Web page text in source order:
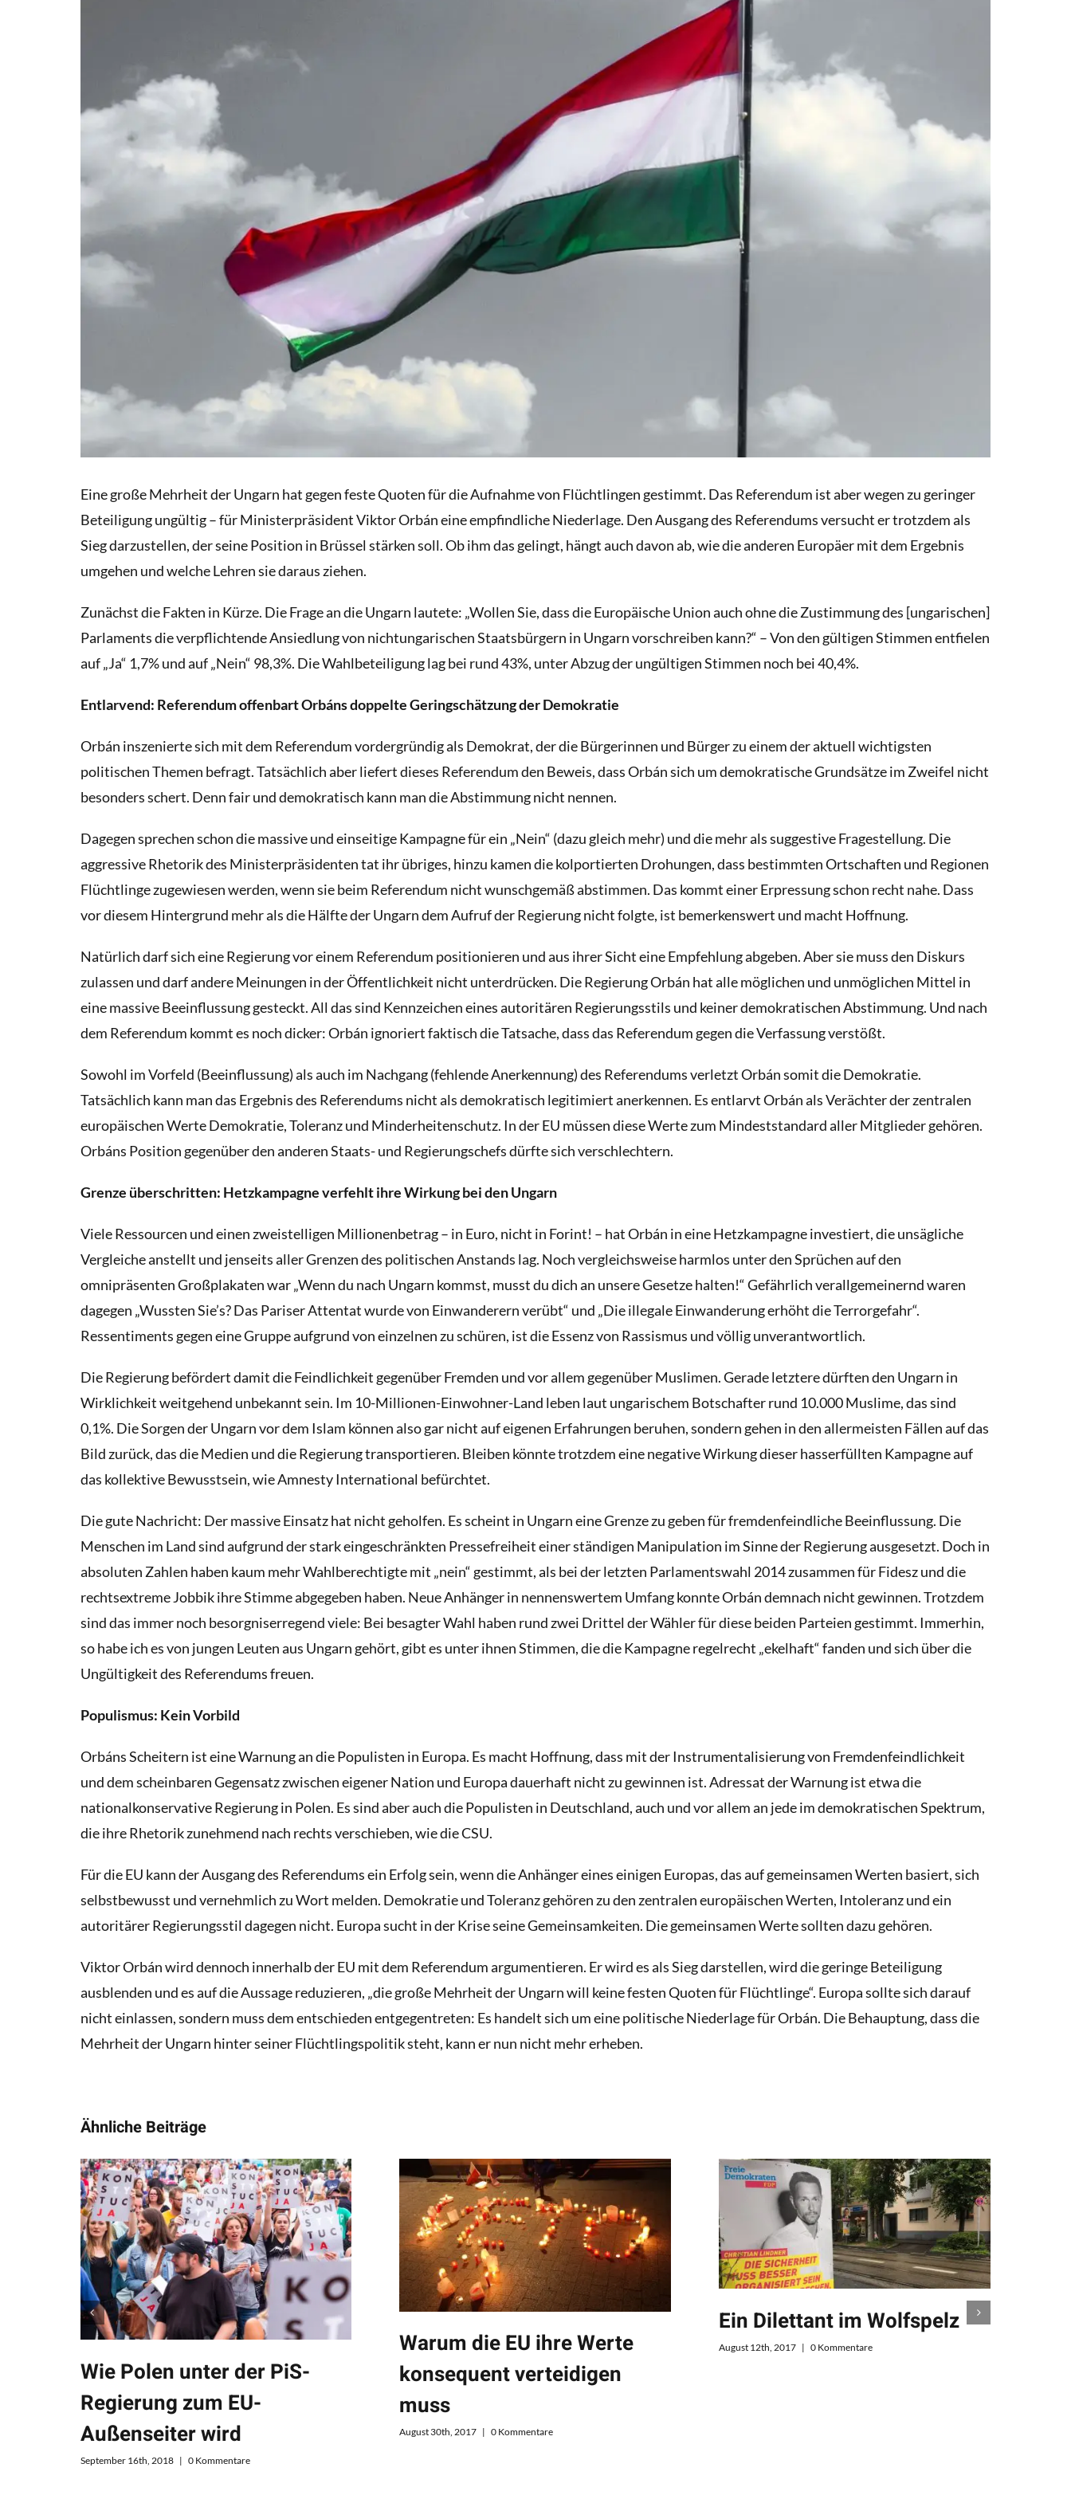
Eine große Mehrheit der Ungarn hat gegen feste Quoten für die Aufnahme von Flüchtlingen gestimmt. Das Referendum ist aber wegen zu geringer
Beteiligung ungültig – für Ministerpräsident Viktor Orbán eine empfindliche Niederlage. Den Ausgang des Referendums versucht er trotzdem als
Sieg darzustellen, der seine Position in Brüssel stärken soll. Ob ihm das gelingt, hängt auch davon ab, wie die anderen Europäer mit dem Ergebnis
umgehen und welche Lehren sie daraus ziehen.
Zunächst die Fakten in Kürze. Die Frage an die Ungarn lautete: „Wollen Sie, dass die Europäische Union auch ohne die Zustimmung des [ungarischen]
Parlaments die verpflichtende Ansiedlung von nichtungarischen Staatsbürgern in Ungarn vorschreiben kann?“ – Von den gültigen Stimmen entfielen
auf „Ja“ 1,7% und auf „Nein“ 98,3%. Die Wahlbeteiligung lag bei rund 43%, unter Abzug der ungültigen Stimmen noch bei 40,4%.
Entlarvend: Referendum offenbart Orbáns doppelte Geringschätzung der Demokratie
Orbán inszenierte sich mit dem Referendum vordergründig als Demokrat, der die Bürgerinnen und Bürger zu einem der aktuell wichtigsten
politischen Themen befragt. Tatsächlich aber liefert dieses Referendum den Beweis, dass Orbán sich um demokratische Grundsätze im Zweifel nicht
besonders schert. Denn fair und demokratisch kann man die Abstimmung nicht nennen.
Dagegen sprechen schon die massive und einseitige Kampagne für ein „Nein“ (dazu gleich mehr) und die mehr als suggestive Fragestellung. Die
aggressive Rhetorik des Ministerpräsidenten tat ihr übriges, hinzu kamen die kolportierten Drohungen, dass bestimmten Ortschaften und Regionen
Flüchtlinge zugewiesen werden, wenn sie beim Referendum nicht wunschgemäß abstimmen. Das kommt einer Erpressung schon recht nahe. Dass
vor diesem Hintergrund mehr als die Hälfte der Ungarn dem Aufruf der Regierung nicht folgte, ist bemerkenswert und macht Hoffnung.
Natürlich darf sich eine Regierung vor einem Referendum positionieren und aus ihrer Sicht eine Empfehlung abgeben. Aber sie muss den Diskurs
zulassen und darf andere Meinungen in der Öffentlichkeit nicht unterdrücken. Die Regierung Orbán hat alle möglichen und unmöglichen Mittel in
eine massive Beeinflussung gesteckt. All das sind Kennzeichen eines autoritären Regierungsstils und keiner demokratischen Abstimmung. Und nach
dem Referendum kommt es noch dicker: Orbán ignoriert faktisch die Tatsache, dass das Referendum gegen die Verfassung verstößt.
Sowohl im Vorfeld (Beeinflussung) als auch im Nachgang (fehlende Anerkennung) des Referendums verletzt Orbán somit die Demokratie.
Tatsächlich kann man das Ergebnis des Referendums nicht als demokratisch legitimiert anerkennen. Es entlarvt Orbán als Verächter der zentralen
europäischen Werte Demokratie, Toleranz und Minderheitenschutz. In der EU müssen diese Werte zum Mindeststandard aller Mitglieder gehören.
Orbáns Position gegenüber den anderen Staats- und Regierungschefs dürfte sich verschlechtern.
Grenze überschritten: Hetzkampagne verfehlt ihre Wirkung bei den Ungarn
Viele Ressourcen und einen zweistelligen Millionenbetrag – in Euro, nicht in Forint! – hat Orbán in eine Hetzkampagne investiert, die unsägliche
Vergleiche anstellt und jenseits aller Grenzen des politischen Anstands lag. Noch vergleichsweise harmlos unter denSprüchen auf den
omnipräsenten Großplakatenwar „Wenn du nach Ungarn kommst, musst du dich an unsere Gesetze halten!“ Gefährlich verallgemeinernd waren
dagegen „Wussten Sie’s? Das Pariser Attentat wurde von Einwanderern verübt“ und „Die illegale Einwanderung erhöht die Terrorgefahr“.
Ressentiments gegen eine Gruppe aufgrund von einzelnen zu schüren, ist die Essenz von Rassismus und völlig unverantwortlich.
Die Regierung befördert damit die Feindlichkeit gegenüber Fremden und vor allem gegenüber Muslimen. Gerade letztere dürften den Ungarn in
Wirklichkeit weitgehend unbekannt sein. Im 10-Millionen-Einwohner-Land leben laut ungarischem Botschafter rund 10.000 Muslime, das sind
0,1%. Die Sorgen der Ungarn vor dem Islam können also gar nicht auf eigenen Erfahrungen beruhen, sondern gehen in den allermeisten Fällen auf das
Bild zurück, das die Medien und die Regierung transportieren. Bleiben könnte trotzdem eine negative Wirkung dieser hasserfüllten Kampagne auf
das kollektive Bewusstsein, wie Amnesty International befürchtet.
Die gute Nachricht: Der massive Einsatz hat nicht geholfen. Es scheint in Ungarn eine Grenze zu geben für fremdenfeindliche Beeinflussung. Die
Menschen im Land sind aufgrund der stark eingeschränkten Pressefreiheit einer ständigen Manipulation im Sinne der Regierung ausgesetzt. Doch in
absoluten Zahlen haben kaum mehr Wahlberechtigte mit „nein“ gestimmt, als bei der letzten Parlamentswahl 2014 zusammen für Fidesz und die
rechtsextreme Jobbik ihre Stimme abgegeben haben. Neue Anhänger in nennenswertem Umfang konnte Orbán demnach nicht gewinnen. Trotzdem
sind das immer noch besorgniserregend viele: Bei besagter Wahl haben rund zwei Drittel der Wähler für diese beiden Parteien gestimmt. Immerhin,
so habe ich es von jungen Leuten aus Ungarn gehört, gibt es unter ihnen Stimmen, die die Kampagne regelrecht „ekelhaft“ fanden und sich über die
Ungültigkeit des Referendums freuen.
Populismus: Kein Vorbild
Orbáns Scheitern ist eine Warnung an die Populisten in Europa. Es macht Hoffnung, dass mit der Instrumentalisierung von Fremdenfeindlichkeit
und dem scheinbaren Gegensatz zwischen eigener Nation und Europa dauerhaft nicht zu gewinnen ist. Adressat der Warnung ist etwa die
nationalkonservative Regierung in Polen. Es sind aber auch die Populisten in Deutschland, auch und vor allem an jede im demokratischen Spektrum,
die ihre Rhetorik zunehmend nach rechts verschieben, wie die CSU.
Für die EU kann der Ausgang des Referendums ein Erfolg sein, wenn die Anhänger eines einigen Europas, das auf gemeinsamen Werten basiert, sich
selbstbewusst und vernehmlich zu Wort melden. Demokratie und Toleranz gehören zu den zentralen europäischen Werten, Intoleranz und ein
autoritärer Regierungsstil dagegen nicht. Europa sucht in der Krise seine Gemeinsamkeiten. Die gemeinsamen Werte sollten dazu gehören.
Viktor Orbán wird dennoch innerhalb der EU mit dem Referendum argumentieren. Er wird es als Sieg darstellen, wird die geringe Beteiligung
ausblenden und es auf die Aussage reduzieren, „die große Mehrheit der Ungarn will keine festen Quoten für Flüchtlinge“. Europa sollte sich darauf
nicht einlassen, sondern muss dem entschieden entgegentreten: Es handelt sich um eine politische Niederlage für Orbán. Die Behauptung, dass die
Mehrheit der Ungarn hinter seiner Flüchtlingspolitik steht, kann er nun nicht mehr erheben.
Ähnliche Beiträge
Wie Polen unter der PiS-
Regierung zum EU-
Außenseiter wird
September 16th, 2018 | 0 Kommentare
Warum die EU ihre Werte
konsequent verteidigen
muss
August 30th, 2017 | 0 Kommentare
Ein Dilettant im Wolfspelz
August 12th, 2017 | 0 Kommentare